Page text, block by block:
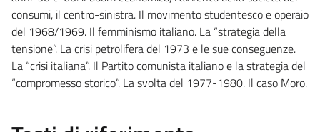
consumi, il centro-sinistra. Il movimento studentesco e operaio
del 1968/1969. Il femminismo italiano. La “strategia della
tensione”. La crisi petrolifera del 1973 e le sue conseguenze.
La “crisi italiana”. Il Partito comunista italiano e la strategia del
“compromesso storico”. La svolta del 1977-1980. Il caso Moro.